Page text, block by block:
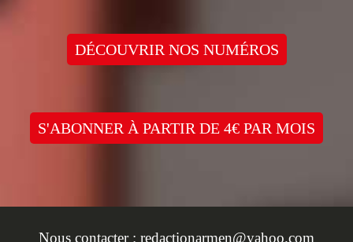
DÉCOUVRIR NOS NUMÉROS
S'ABONNER À PARTIR DE 4€ PAR MOIS
Nous contacter : redactionarmen@yahoo.com